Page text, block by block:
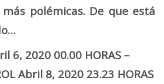
polémicas. De que está
6, 2020 00.00 HORAS –
Abril 8, 2020 23.23 HORAS